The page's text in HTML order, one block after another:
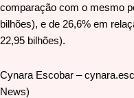
comparação com o mesmo
bilhões), e de 26,6% em
22,95 bilhões).
Cynara Escobar –
News)